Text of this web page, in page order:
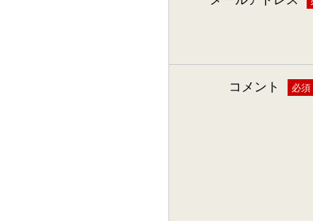
コメント 必須